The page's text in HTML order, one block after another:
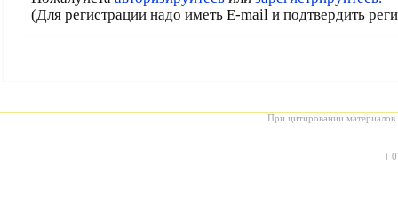
(Для регистрации надо иметь E-mail и подтвердить
При цитировании материалов
[